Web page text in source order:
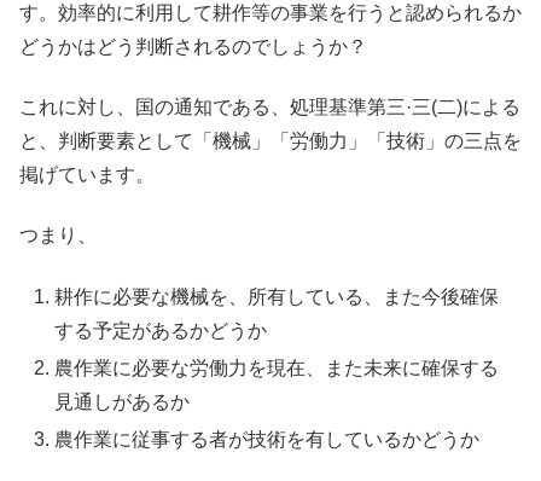
す。効率的に利用して耕作等の事業を行うと認められるか
どうかはどう判断されるのでしょうか？
これに対し、国の通知である、処理基準第三·三(二)による
と、判断要素として「機械」「労働力」「技術」の三点を
掲げています。
つまり、
耕作に必要な機械を、所有している、また今後確保
する予定があるかどうか
農作業に必要な労働力を現在、また未来に確保する
見通しがあるか
農作業に従事する者が技術を有しているかどうか